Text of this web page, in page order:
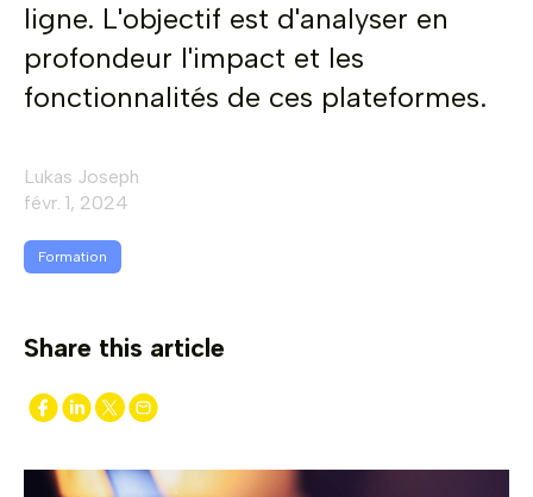
ligne. L'objectif est d'analyser en
profondeur l'impact et les
fonctionnalités de ces plateformes.
Lukas Joseph
févr. 1, 2024
Formation
Share this article